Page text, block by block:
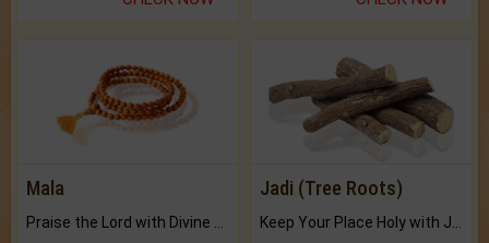
Mala
Praise the Lord with Divine Energies of Mala.
Jadi (Tree Roots)
Keep Your Place Holy with Jadi.